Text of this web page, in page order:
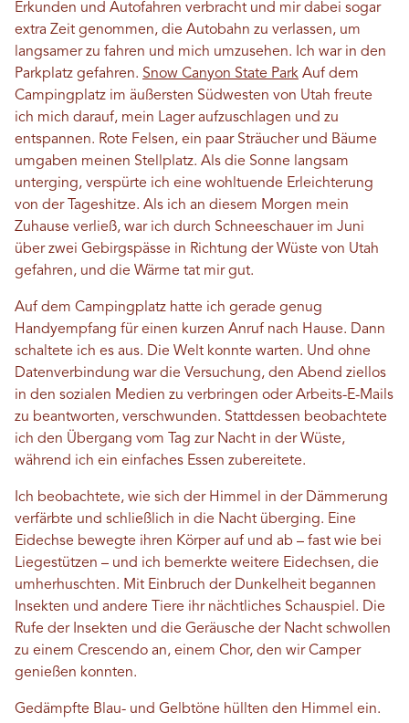
Erkunden und Autofahren verbracht und mir dabei sogar
extra Zeit genommen, die Autobahn zu verlassen, um
langsamer zu fahren und mich umzusehen. Ich war in den
Parkplatz gefahren. Snow Canyon State Park Auf dem
Campingplatz im äußersten Südwesten von Utah freute
ich mich darauf, mein Lager aufzuschlagen und zu
entspannen. Rote Felsen, ein paar Sträucher und Bäume
umgaben meinen Stellplatz. Als die Sonne langsam
unterging, verspürte ich eine wohltuende Erleichterung
von der Tageshitze. Als ich an diesem Morgen mein
Zuhause verließ, war ich durch Schneeschauer im Juni
über zwei Gebirgspässe in Richtung der Wüste von Utah
gefahren, und die Wärme tat mir gut.
Auf dem Campingplatz hatte ich gerade genug
Handyempfang für einen kurzen Anruf nach Hause. Dann
schaltete ich es aus. Die Welt konnte warten. Und ohne
Datenverbindung war die Versuchung, den Abend ziellos
in den sozialen Medien zu verbringen oder Arbeits-E-Mails
zu beantworten, verschwunden. Stattdessen beobachtete
ich den Übergang vom Tag zur Nacht in der Wüste,
während ich ein einfaches Essen zubereitete.
Ich beobachtete, wie sich der Himmel in der Dämmerung
verfärbte und schließlich in die Nacht überging. Eine
Eidechse bewegte ihren Körper auf und ab – fast wie bei
Liegestützen – und ich bemerkte weitere Eidechsen, die
umherhuschten. Mit Einbruch der Dunkelheit begannen
Insekten und andere Tiere ihr nächtliches Schauspiel. Die
Rufe der Insekten und die Geräusche der Nacht schwollen
zu einem Crescendo an, einem Chor, den wir Camper
genießen konnten.
Gedämpfte Blau- und Gelbtöne hüllten den Himmel ein.